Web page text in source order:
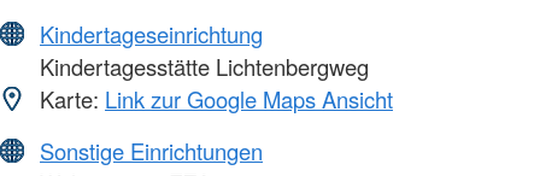
Kindertageseinrichtung
Kindertagesstätte Lichtenbergweg
Karte: Link zur Google Maps Ansicht
Sonstige Einrichtungen